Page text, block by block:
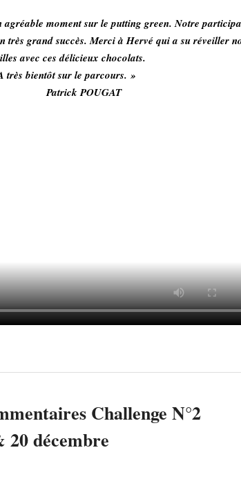
agréable moment sur le putting green. Notre
très grand succès. Merci à Hervé qui a su réveiller
avec ces délicieux chocolats.
très bientôt sur le parcours. »
Patrick POUGAT
Challenge N°2
20 décembre